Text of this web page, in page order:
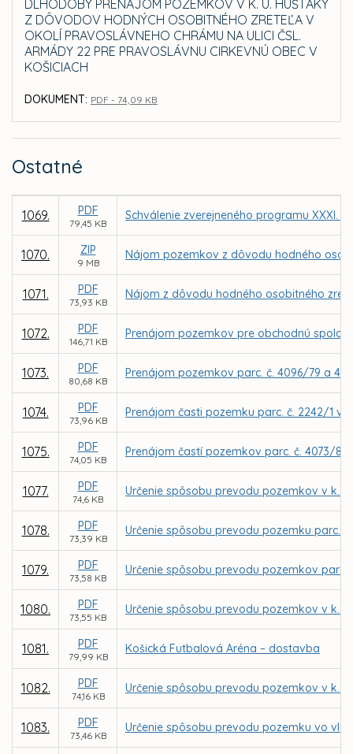
DLHODOBÝ PRENÁJOM POZEMKOV V K. Ú. HUŠTÁKY
Z DÔVODOV HODNÝCH OSOBITNÉHO ZRETEĽA V
OKOLÍ PRAVOSLÁVNEHO CHRÁMU NA ULICI ČSL.
ARMÁDY 22 PRE PRAVOSLÁVNU CIRKEVNÚ OBEC V
KOŠICIACH
DOKUMENT: PDF - 74,09 KB
Ostatné
1069. PDF
79,45 KB
Schválenie zverejneného programu XXXI.
1070. ZIP
9 MB
Nájom pozemkov z dôvodu hodného
1071. PDF
73,93 KB
Nájom z dôvodu hodného osobitného
1072. PDF
146,71 KB
Prenájom pozemkov pre obchodnú
1073. PDF
80,68 KB
Prenájom pozemkov parc. č. 4096/79 a
1074. PDF
73,96 KB
Prenájom časti pozemku parc. č. 2242/1 v
1075. PDF
74,05 KB
Prenájom častí pozemkov parc. č. 4073/8
1077. PDF
74,6 KB
Určenie spôsobu prevodu pozemkov v k.
1078. PDF
73,39 KB
Určenie spôsobu prevodu pozemku parc.
1079. PDF
73,58 KB
Určenie spôsobu prevodu pozemkov parc.
1080. PDF
73,55 KB
Určenie spôsobu prevodu pozemkov v k.
1081. PDF
79,99 KB
Košická Futbalová Aréna – dostavba
1082. PDF
74,16 KB
Určenie spôsobu prevodu pozemkov v k.
1083. PDF
73,46 KB
Určenie spôsobu prevodu pozemku vo